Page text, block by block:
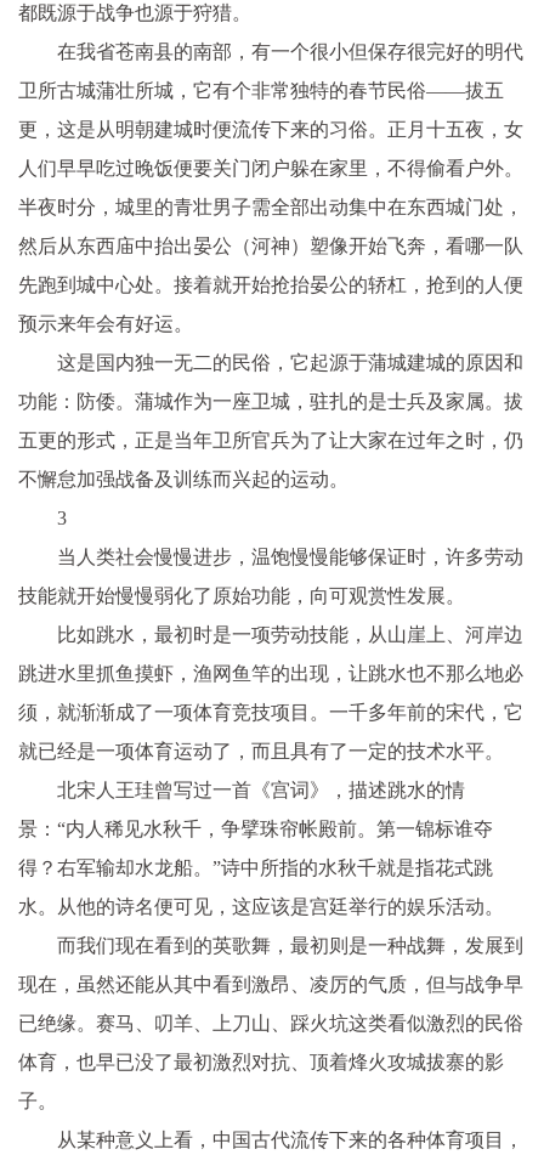
都既源于战争也源于狩猎。
在我省苍南县的南部，有一个很小但保存很完好的明代
卫所古城蒲壮所城，它有个非常独特的春节民俗——拔五
更，这是从明朝建城时便流传下来的习俗。正月十五夜，女
人们早早吃过晚饭便要关门闭户躲在家里，不得偷看户外。
半夜时分，城里的青壮男子需全部出动集中在东西城门处，
然后从东西庙中抬出晏公（河神）塑像开始飞奔，看哪一队
先跑到城中心处。接着就开始抢抬晏公的轿杠，抢到的人便
预示来年会有好运。
这是国内独一无二的民俗，它起源于蒲城建城的原因和
功能：防倭。蒲城作为一座卫城，驻扎的是士兵及家属。拔
五更的形式，正是当年卫所官兵为了让大家在过年之时，仍
不懈怠加强战备及训练而兴起的运动。
3
当人类社会慢慢进步，温饱慢慢能够保证时，许多劳动
技能就开始慢慢弱化了原始功能，向可观赏性发展。
比如跳水，最初时是一项劳动技能，从山崖上、河岸边
跳进水里抓鱼摸虾，渔网鱼竿的出现，让跳水也不那么地必
须，就渐渐成了一项体育竞技项目。一千多年前的宋代，它
就已经是一项体育运动了，而且具有了一定的技术水平。
北宋人王珪曾写过一首《宫词》，描述跳水的情
景：“内人稀见水秋千，争擘珠帘帐殿前。第一锦标谁夺
得？右军输却水龙船。”诗中所指的水秋千就是指花式跳
水。从他的诗名便可见，这应该是宫廷举行的娱乐活动。
而我们现在看到的英歌舞，最初则是一种战舞，发展到
现在，虽然还能从其中看到激昂、凌厉的气质，但与战争早
已绝缘。赛马、叨羊、上刀山、踩火坑这类看似激烈的民俗
体育，也早已没了最初激烈对抗、顶着烽火攻城拔寨的影
子。
从某种意义上看，中国古代流传下来的各种体育项目，